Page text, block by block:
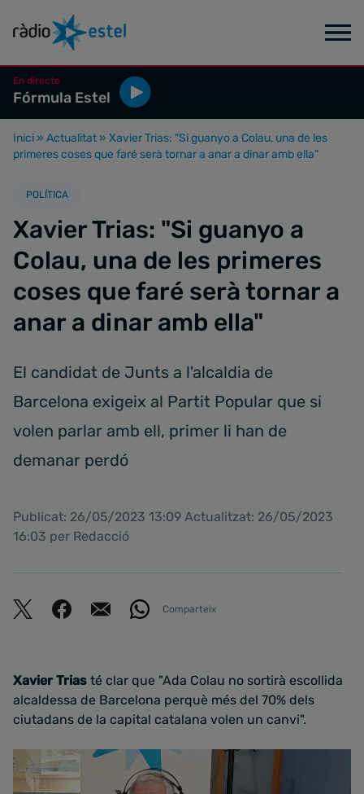
En directe
Fórmula Estel
Inici » Actualitat » Xavier Trias: "Si guanyo a Colau, una de les
primeres coses que faré serà tornar a anar a dinar amb ella"
POLÍTICA
Xavier Trias: "Si guanyo a
Colau, una de les primeres
coses que faré serà tornar a
anar a dinar amb ella"
El candidat de Junts a l'alcaldia de
Barcelona exigeix al Partit Popular que si
volen parlar amb ell, primer li han de
demanar perdó
Publicat: 26/05/2023 13:09 Actualitzat: 26/05/2023
16:03 per Redacció
Comparteix
Xavier Trias té clar que "Ada Colau no sortirà escollida
alcaldessa de Barcelona perquè més del 70% dels
ciutadans de la capital catalana volen un canvi".